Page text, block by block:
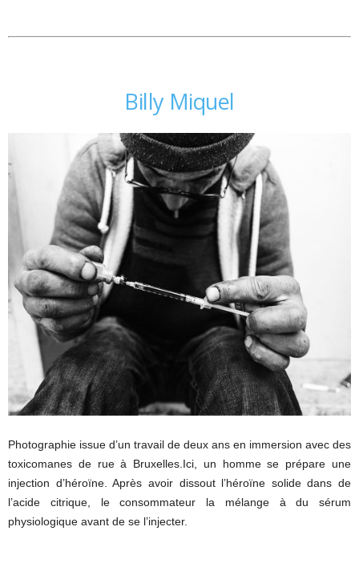
Billy Miquel
Photographie issue d’un travail de deux ans en immersion avec des
toxicomanes de rue à Bruxelles.Ici, un homme se prépare une
injection d’héroïne. Après avoir dissout l’héroïne solide dans de
l’acide citrique, le consommateur la mélange à du sérum
physiologique avant de se l’injecter.